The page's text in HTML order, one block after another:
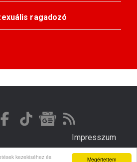
Megértettem
kezeléséhez és
ragadozó
Impresszum
jog fenntartva